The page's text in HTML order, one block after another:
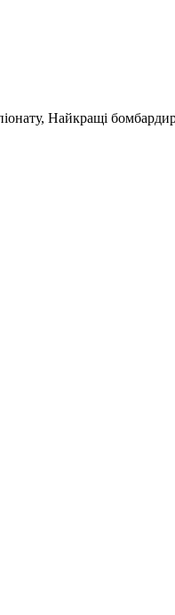
Найкращі